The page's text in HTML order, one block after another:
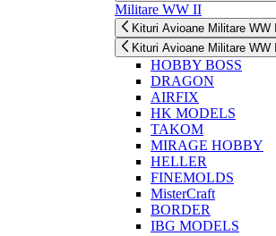
Militare WW II
Kituri Avioane Militare WW II
Kituri Avioane Militare WW II
HOBBY BOSS
DRAGON
AIRFIX
HK MODELS
TAKOM
MIRAGE HOBBY
HELLER
FINEMOLDS
MisterCraft
BORDER
IBG MODELS